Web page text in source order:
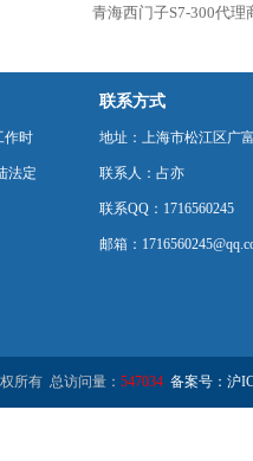
青海西门子S7-300代理
作时
法定
联系方式
地址：上海市松江区广
联系人：占亦
联系QQ：1716560245
邮箱：
所有 总访问量： 547034 备案号：沪